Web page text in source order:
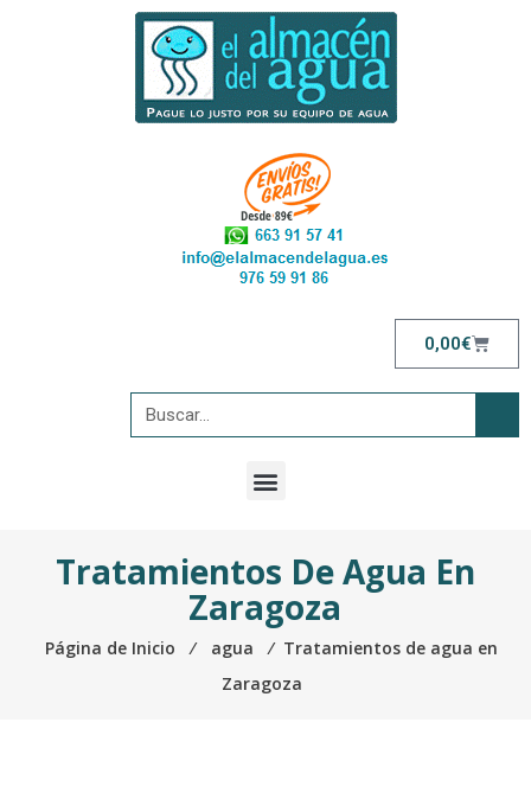
0,00€
Tratamientos De Agua En
Zaragoza
Página de Inicio ⁄ agua ⁄ Tratamientos de agua en
Zaragoza